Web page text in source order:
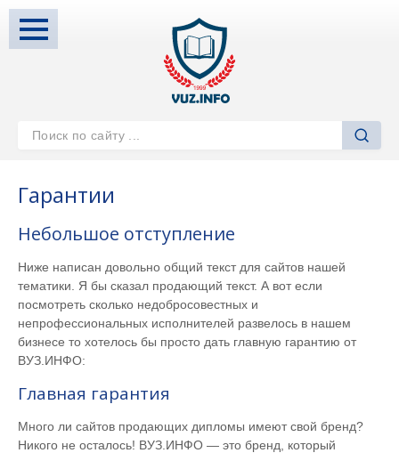
Гарантии
Небольшое отступление
Ниже написан довольно общий текст для сайтов нашей
тематики. Я бы сказал продающий текст. А вот если
посмотреть сколько недобросовестных и
непрофессиональных исполнителей развелось в нашем
бизнесе то хотелось бы просто дать главную гарантию от
ВУЗ.ИНФО:
Главная гарантия
Много ли сайтов продающих дипломы имеют свой бренд?
Никого не осталось! ВУЗ.ИНФО — это бренд, который